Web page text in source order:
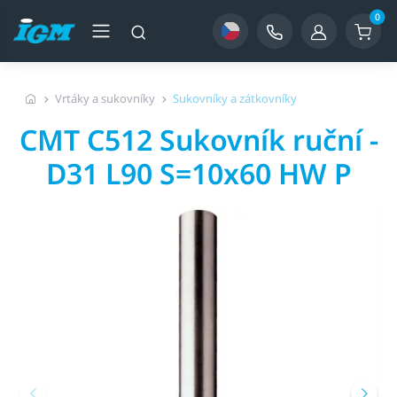
0
Vrtáky a sukovníky Sukovníky a zátkovníky
CMT C512 Sukovník ruční -
D31 L90 S=10x60 HW P